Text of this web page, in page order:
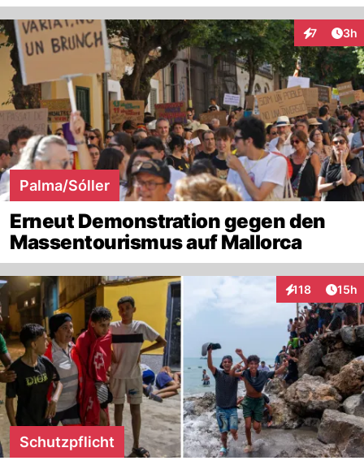
7 3h
Palma/Sóller
Erneut Demonstration gegen den
Massentourismus auf Mallorca
118
Interaktionen
15h
Schutzpflicht